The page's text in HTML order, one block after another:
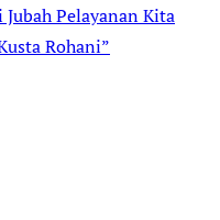
Pelayanan Kita
Rohani”